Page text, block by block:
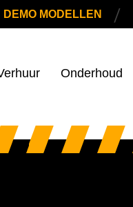
DEMO MODELLEN |
Onderhoud